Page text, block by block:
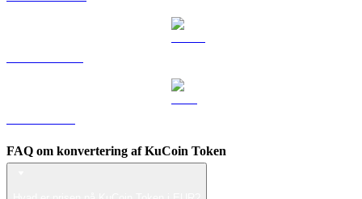
FAQ om konvertering af KuCoin Token